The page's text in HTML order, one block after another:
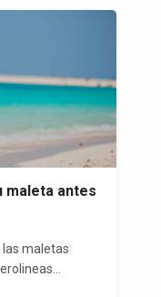
maleta antes
maletas